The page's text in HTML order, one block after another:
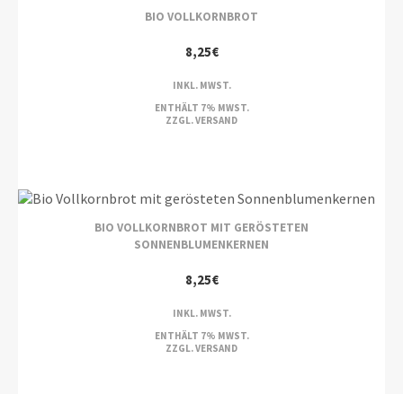
BIO VOLLKORNBROT
8,25€
INKL. MWST.
ENTHÄLT 7% MWST.
ZZGL.VERSAND
BIO VOLLKORNBROT MIT GERÖSTETEN
SONNENBLUMENKERNEN
8,25€
INKL. MWST.
ENTHÄLT 7% MWST.
ZZGL.VERSAND